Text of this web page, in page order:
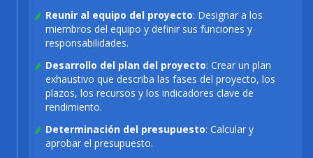
Reunir al equipo del proyecto: Designar a los
miembros del equipo y definir sus funciones y
responsabilidades.
Desarrollo del plan del proyecto: Crear un plan
exhaustivo que describa las fases del proyecto, los
plazos, los recursos y los indicadores clave de
rendimiento.
Determinación del presupuesto: Calcular y
aprobar el presupuesto.